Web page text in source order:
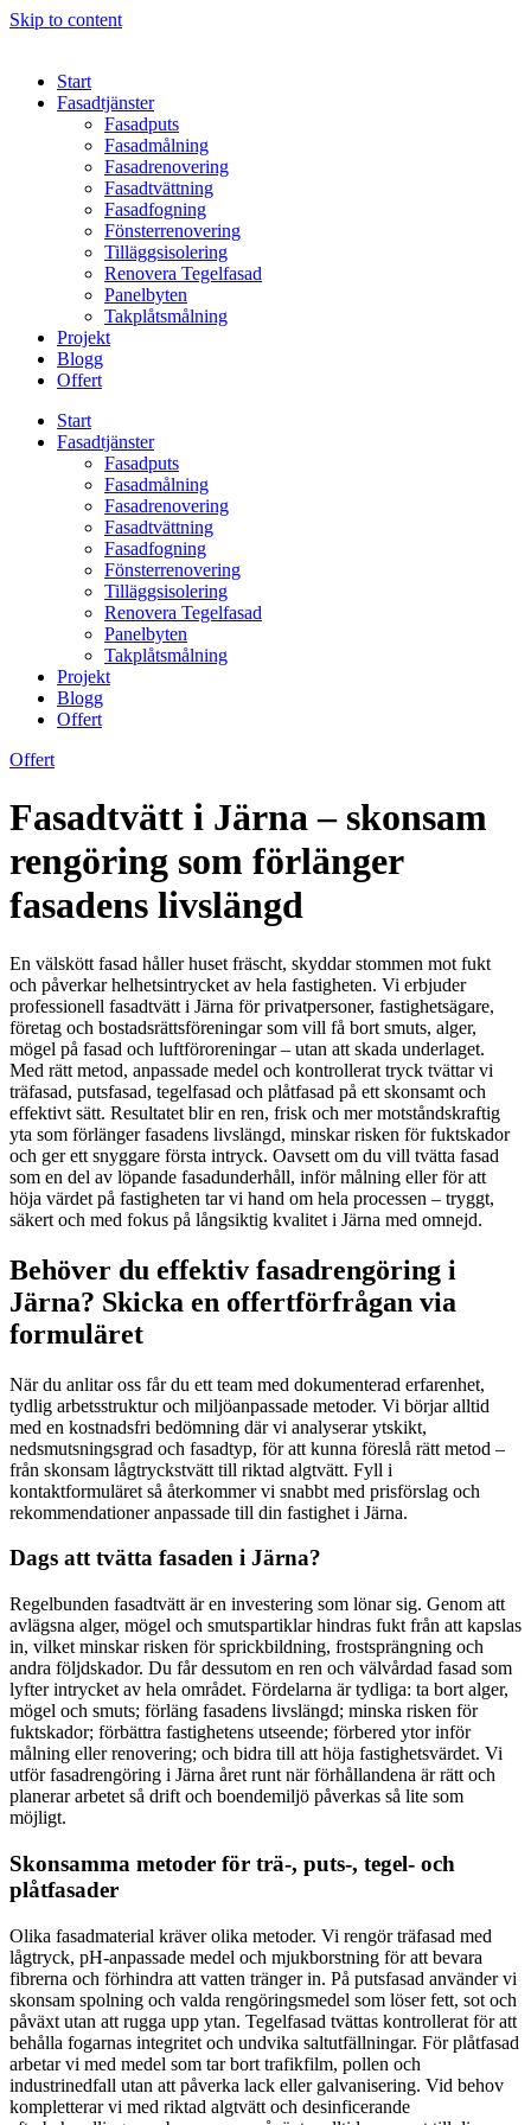
Skip to content
Start
Fasadtjänster
Fasadputs
Fasadmålning
Fasadrenovering
Fasadtvättning
Fasadfogning
Fönsterrenovering
Tilläggsisolering
Renovera Tegelfasad
Panelbyten
Takplåtsmålning
Projekt
Blogg
Offert
Start
Fasadtjänster
Fasadputs
Fasadmålning
Fasadrenovering
Fasadtvättning
Fasadfogning
Fönsterrenovering
Tilläggsisolering
Renovera Tegelfasad
Panelbyten
Takplåtsmålning
Projekt
Blogg
Offert
Offert
Fasadtvätt i Järna – skonsam
rengöring som förlänger
fasadens livslängd
En välskött fasad håller huset fräscht, skyddar stommen mot fukt
och påverkar helhetsintrycket av hela fastigheten. Vi erbjuder
professionell fasadtvätt i Järna för privatpersoner, fastighetsägare,
företag och bostadsrättsföreningar som vill få bort smuts, alger,
mögel på fasad och luftföroreningar – utan att skada underlaget.
Med rätt metod, anpassade medel och kontrollerat tryck tvättar vi
träfasad, putsfasad, tegelfasad och plåtfasad på ett skonsamt och
effektivt sätt. Resultatet blir en ren, frisk och mer motståndskraftig
yta som förlänger fasadens livslängd, minskar risken för fuktskador
och ger ett snyggare första intryck. Oavsett om du vill tvätta fasad
som en del av löpande fasadunderhåll, inför målning eller för att
höja värdet på fastigheten tar vi hand om hela processen – tryggt,
säkert och med fokus på långsiktig kvalitet i Järna med omnejd.
Behöver du effektiv fasadrengöring i
Järna? Skicka en offertförfrågan via
formuläret
När du anlitar oss får du ett team med dokumenterad erfarenhet,
tydlig arbetsstruktur och miljöanpassade metoder. Vi börjar alltid
med en kostnadsfri bedömning där vi analyserar ytskikt,
nedsmutsningsgrad och fasadtyp, för att kunna föreslå rätt metod –
från skonsam lågtryckstvätt till riktad algtvätt. Fyll i
kontaktformuläret så återkommer vi snabbt med prisförslag och
rekommendationer anpassade till din fastighet i Järna.
Dags att tvätta fasaden i Järna?
Regelbunden fasadtvätt är en investering som lönar sig. Genom att
avlägsna alger, mögel och smutspartiklar hindras fukt från att kapslas
in, vilket minskar risken för sprickbildning, frostsprängning och
andra följdskador. Du får dessutom en ren och välvårdad fasad som
lyfter intrycket av hela området. Fördelarna är tydliga: ta bort alger,
mögel och smuts; förläng fasadens livslängd; minska risken för
fuktskador; förbättra fastighetens utseende; förbered ytor inför
målning eller renovering; och bidra till att höja fastighetsvärdet. Vi
utför fasadrengöring i Järna året runt när förhållandena är rätt och
planerar arbetet så drift och boendemiljö påverkas så lite som
möjligt.
Skonsamma metoder för trä-, puts-, tegel- och
plåtfasader
Olika fasadmaterial kräver olika metoder. Vi rengör träfasad med
lågtryck, pH-anpassade medel och mjukborstning för att bevara
fibrerna och förhindra att vatten tränger in. På putsfasad använder vi
skonsam spolning och valda rengöringsmedel som löser fett, sot och
påväxt utan att rugga upp ytan. Tegelfasad tvättas kontrollerat för att
behålla fogarnas integritet och undvika saltutfällningar. För plåtfasad
arbetar vi med medel som tar bort trafikfilm, pollen och
industrinedfall utan att påverka lack eller galvanisering. Vid behov
kompletterar vi med riktad algtvätt och desinficerande